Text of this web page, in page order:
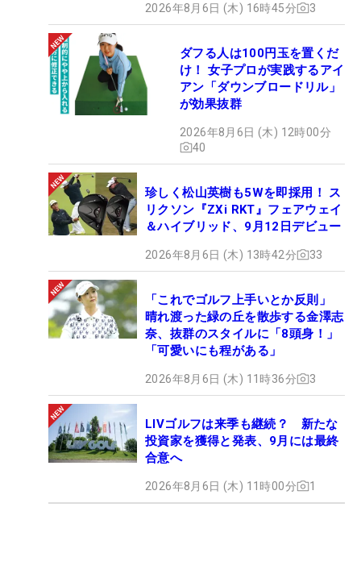
2026年8月6日 (木) 16時45分 3
ダフる人は100円玉を置くだ
け！ 女子プロが実践するアイ
アン「ダウンブロードリル」
が効果抜群
2026年8月6日 (木) 12時00分
40
珍しく松山英樹も5Wを即採用！ ス
リクソン『ZXi RKT』フェアウェイ
＆ハイブリッド、9月12日デビュー
2026年8月6日 (木) 13時42分 33
「これでゴルフ上手いとか反則」
晴れ渡った緑の丘を散歩する金澤志
奈、抜群のスタイルに「8頭身！」
「可愛いにも程がある」
2026年8月6日 (木) 11時36分 3
LIVゴルフは来季も継続？ 新たな
投資家を獲得と発表、9月には最終
合意へ
2026年8月6日 (木) 11時00分 1